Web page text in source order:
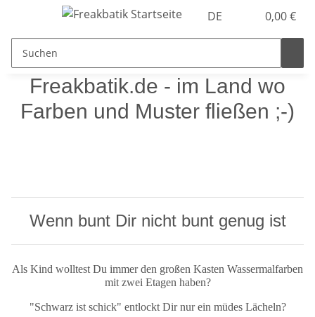
DE 0,00 €
Freakbatik.de - im Land wo
Farben und Muster fließen ;-)
Wenn bunt Dir nicht bunt genug ist
Als Kind wolltest Du immer den großen Kasten Wassermalfarben
mit zwei Etagen haben?
"Schwarz ist schick" entlockt Dir nur ein müdes Lächeln?